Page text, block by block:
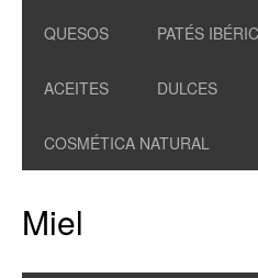
QUESOS PATÉS
ACEITES DULCES
COSMÉTICA NATURAL
Miel